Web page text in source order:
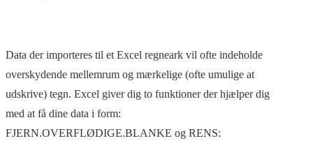
DIGINOTES
EXCEL TIDSSKRIFTER
Data der importeres til et Excel regneark vil ofte indeholde
overskydende mellemrum og mærkelige (ofte umulige at
udskrive) tegn. Excel giver dig to funktioner der hjælper dig
med at få dine data i form:
FJERN.OVERFLØDIGE.BLANKE og RENS: